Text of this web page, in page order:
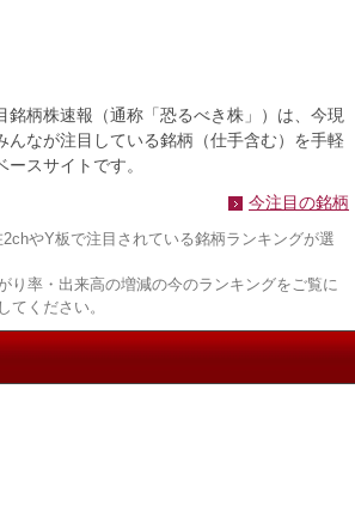
銘柄株速報（通称「恐るべき株」）は、今現
んなが注目している銘柄（仕手含む）を手軽
スサイトです。
今注目の銘柄
やY板で注目されている銘柄ランキングが選
り率・出来高の増減の今のランキングをご覧に
てください。